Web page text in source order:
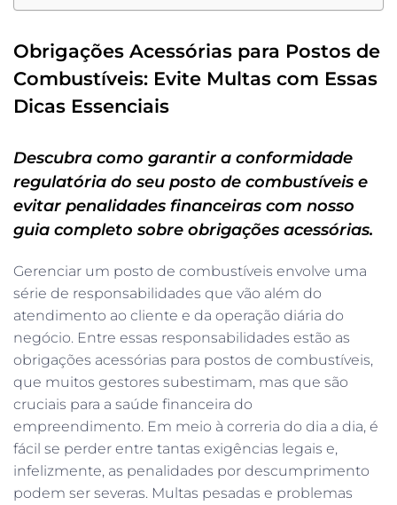
Obrigações Acessórias para Postos de
Combustíveis: Evite Multas com Essas
Dicas Essenciais
Descubra como garantir a conformidade
regulatória do seu posto de combustíveis e
evitar penalidades financeiras com nosso
guia completo sobre obrigações acessórias.
Gerenciar um posto de combustíveis envolve uma
série de responsabilidades que vão além do
atendimento ao cliente e da operação diária do
negócio. Entre essas responsabilidades estão as
obrigações acessórias para postos de combustíveis,
que muitos gestores subestimam, mas que são
cruciais para a saúde financeira do
empreendimento. Em meio à correria do dia a dia, é
fácil se perder entre tantas exigências legais e,
infelizmente, as penalidades por descumprimento
podem ser severas. Multas pesadas e problemas